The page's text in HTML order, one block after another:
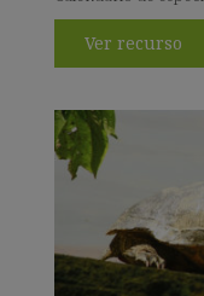
Ver recurso